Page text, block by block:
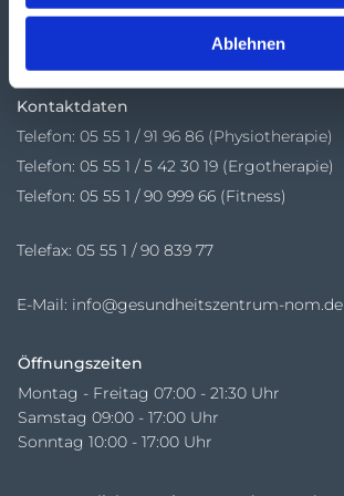
Ablehnen
Wieterallee 2
Kontaktdaten
Telefon: 05 55 1 / 91 96 86 (Physiotherapie)
Telefon: 05 55 1 / 5 42 30 19 (Ergotherapie)
Telefon: 05 55 1 / 90 999 66 (Fitness)
Telefax: 05 55 1 / 90 839 77
E-Mail: info@gesundheitszentrum-nom.de
Öffnungszeiten
Montag - Freitag 07:00 - 21:30 Uhr
Samstag 09:00 - 17:00 Uhr
Sonntag 10:00 - 17:00 Uhr